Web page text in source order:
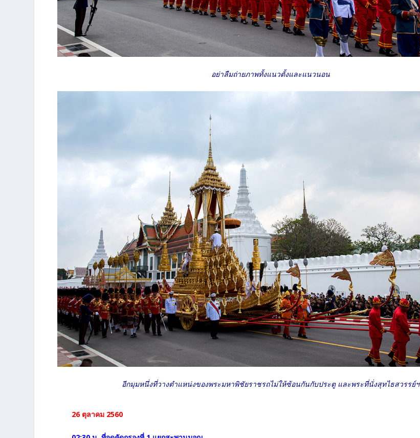
อย่าลืมถ่ายภาพทั้งแนวตั้งและแนวนอน
อีกมุมหนึ่งที่วางตำแหน่งของพระมหาพิชัยราชรถไม่ให้ซ้อนกันกับประตู และพระที่นั่งสุทไธสวรรย์ฯ
26 ตุลาคม 2560